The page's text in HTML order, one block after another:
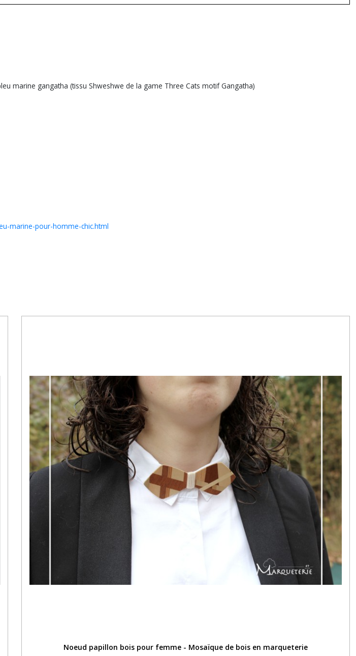
marine gangatha (tissu Shweshwe de la game Three Cats motif Gangatha)
marine-pour-homme-chic.html
Noeud papillon bois pour femme - Mosaïque de bois en marqueterie